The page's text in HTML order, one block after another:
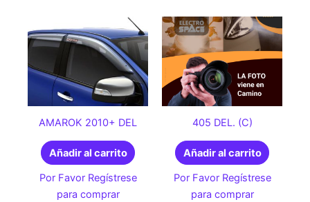
AMAROK 2010+ DEL
Añadir al carrito
Por Favor Regístrese
para comprar
405 DEL. (C)
Añadir al carrito
Por Favor Regístrese
para comprar